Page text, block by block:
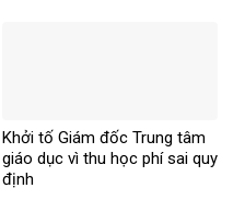
Khởi tố Giám đốc Trung tâm
giáo dục vì thu học phí sai quy
định